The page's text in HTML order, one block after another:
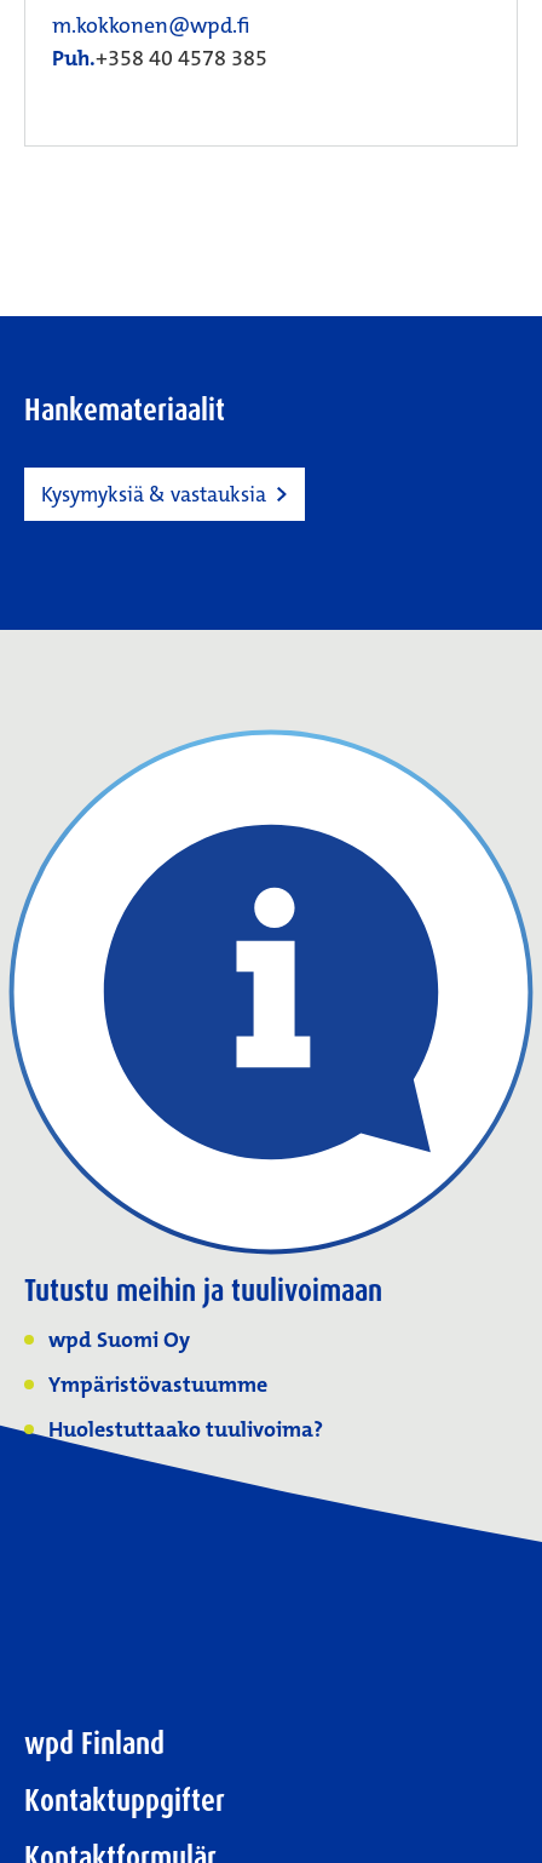
m.kokkonen@wpd.fi
Puh.+358 40 4578 385
Hankemateriaalit
Kysymyksiä & vastauksia
Tutustu meihin ja tuulivoimaan
wpd Suomi Oy
Ympäristövastuumme
Huolestuttaako tuulivoima?
wpd Finland
Kontaktuppgifter